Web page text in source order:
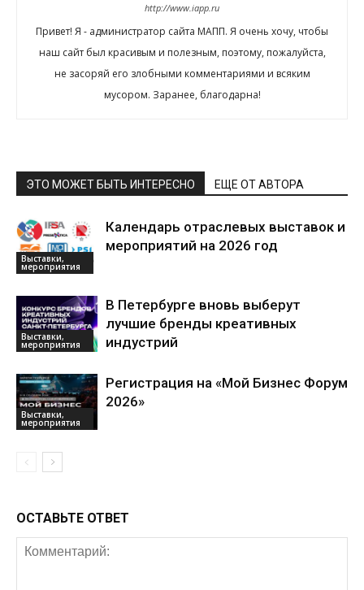
http://www.iapp.ru
Привет! Я - администратор сайта МАПП. Я очень хочу, чтобы
наш сайт был красивым и полезным, поэтому, пожалуйста,
не засоряй его злобными комментариями и всяким
мусором. Заранее, благодарна!
ЭТО МОЖЕТ БЫТЬ ИНТЕРЕСНО ЕЩЕ ОТ АВТОРА
Выставки,
мероприятия
Календарь отраслевых выставок и
мероприятий на 2026 год
Выставки,
мероприятия
В Петербурге вновь выберут
лучшие бренды креативных
индустрий
Выставки,
мероприятия
Регистрация на «Мой Бизнес Форум
2026»
ОСТАВЬТЕ ОТВЕТ